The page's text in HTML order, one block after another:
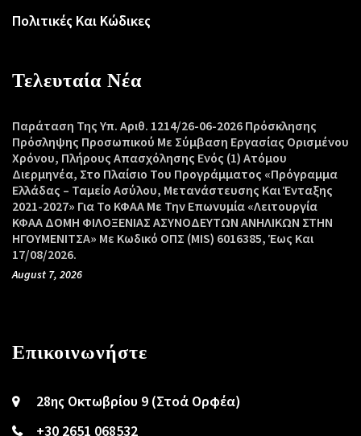
Πολιτικές Και Κώδικες
Τελευταία Νέα
Παράταση Της Υπ. Αριθ. 1214/26-06-2026 Πρόσκλησης
Πρόσληψης Προσωπικού Με Σύμβαση Εργασίας Ορισμένου
Χρόνου, Πλήρους Απασχόλησης Ενός (1) Ατόμου
Διερμηνέα, Στο Πλαίσιο Του Προγράμματος «Πρόγραμμα
Ελλάδας – Ταμείο Ασύλου, Μετανάστευσης Και Ένταξης
2021-2027» Για Το ΚΦΑΑ Με Την Επωνυμία «Λειτουργία
ΚΦΑΑ ΔΟΜΗ ΦΙΛΟΞΕΝΙΑΣ ΑΣΥΝΟΔΕΥΤΩΝ ΑΝΗΛΙΚΩΝ ΣΤΗΝ
ΗΓΟΥΜΕΝΙΤΣΑ» Με Κωδικό ΟΠΣ (MIS) 6016385, Έως Και
17/08/2026.
August 7, 2026
Επικοινωνήστε
28ης Οκτωβρίου 9 (Στοά Ορφέα)
+30 2651 068532